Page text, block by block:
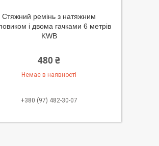
Стяжний ремінь з натяжним
і двома гачками 6 метрів
KWB
480 ₴
Немає в наявності
+380 (97) 482-30-07